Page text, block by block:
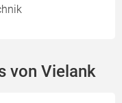
von Vielank